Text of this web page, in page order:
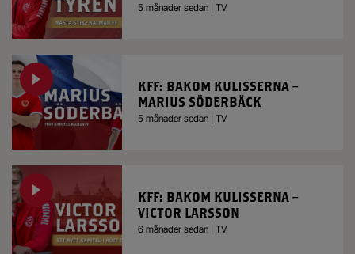
5 månader sedan | TV
KFF: BAKOM KULISSERNA –
MARIUS SÖDERBÄCK
5 månader sedan | TV
KFF: BAKOM KULISSERNA –
VICTOR LARSSON
6 månader sedan | TV